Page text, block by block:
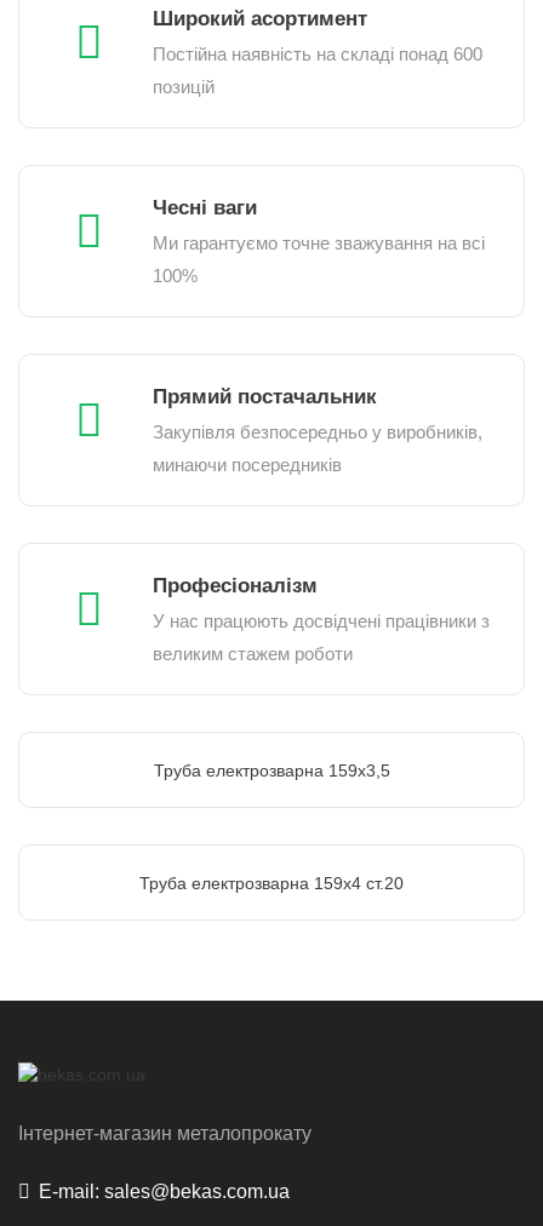
Широкий асортимент
Постійна наявність на складі понад 600
позицій
Чесні ваги
Ми гарантуємо точне зважування на всі
100%
Прямий постачальник
Закупівля безпосередньо у виробників,
минаючи посередників
Професіоналізм
У нас працюють досвідчені працівники з
великим стажем роботи
Труба електрозварна 159х3,5
Труба електрозварна 159х4 ст.20
Інтернет-магазин металопрокату
E-mail: sales@bekas.com.ua